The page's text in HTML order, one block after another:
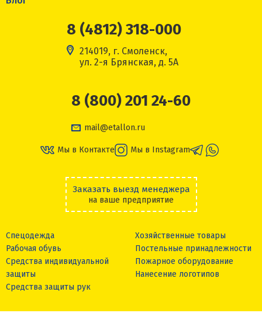
8 (4812) 318-000
214019, г. Смоленск,
ул. 2-я Брянская, д. 5А
8 (800) 201 24-60
mail@etallon.ru
Мы в Контакте Мы в Instagram
Заказать выезд менеджера
на ваше предприятие
Спецодежда
Рабочая обувь
Средства индивидуальной
защиты
Средства защиты рук
Хозяйственные товары
Постельные принадлежности
Пожарное оборудование
Нанесение логотипов